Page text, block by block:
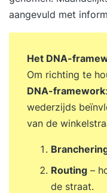
aangevuld met
Het DNA-
Om richting te
DNA-framework
wederzijds
van de
Routing –
de straat.